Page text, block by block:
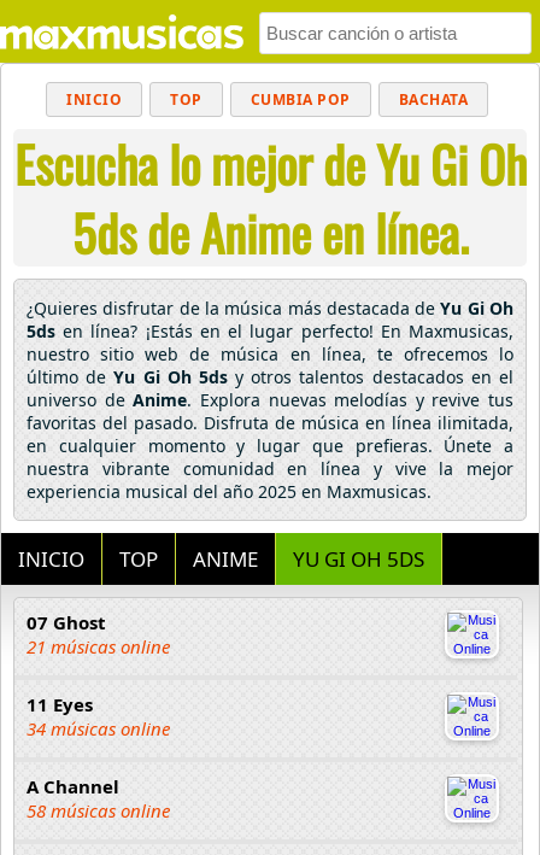
INICIO TOP CUMBIA POP BACHATA
MUSICA CRISTIANA REGGAETON
BALADAS ALTERNATIVO ELECTRÓNICA
CUMBIAS
Escucha lo mejor de Yu Gi Oh
5ds de Anime en línea.
¿Quieres disfrutar de la música más destacada deYu Gi Oh
5ds en línea? ¡Estás en el lugar perfecto! En Maxmusicas,
nuestro sitio web de música en línea, te ofrecemos lo
último deYu Gi Oh 5dsy otros talentos destacados en el
universo deAnime. Explora nuevas melodías y revive tus
favoritas del pasado. Disfruta de música en línea ilimitada,
en cualquier momento y lugar que prefieras. Únete a
nuestra vibrante comunidad en línea y vive la mejor
experiencia musical del año 2025 en Maxmusicas.
INICIO TOP ANIME YU GI OH 5DS
07 Ghost
21 músicas online
11 Eyes
34 músicas online
A Channel
58 músicas online